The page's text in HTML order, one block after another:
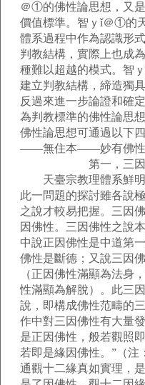
＠①的佛性論思想，又
價值標準。智ｙǐ＠①的
體系過程中作為認識形
判教結構，實際上也成
種難以超越的模式。智
建立判教結構，締造獨
反過來進一步論證和確
為判教標準的佛性論思
佛性論思想可通過以下
——無住本——妙有佛性
第一，三因佛
天臺宗教理體系鮮明
此一問題的探討雖各說
之說才較易把握。三因
因佛性。三因佛性之說
中說正因佛性是中道第
佛性是斷德；又說三因
（正因佛性滿顯為法身
性滿顯為解脫）。此三
說，即構成佛性范疇的
作中對三因佛性有大量
是正因佛性，般若觀照
若即是緣因佛性。”（注
通觀十二緣真如實理，